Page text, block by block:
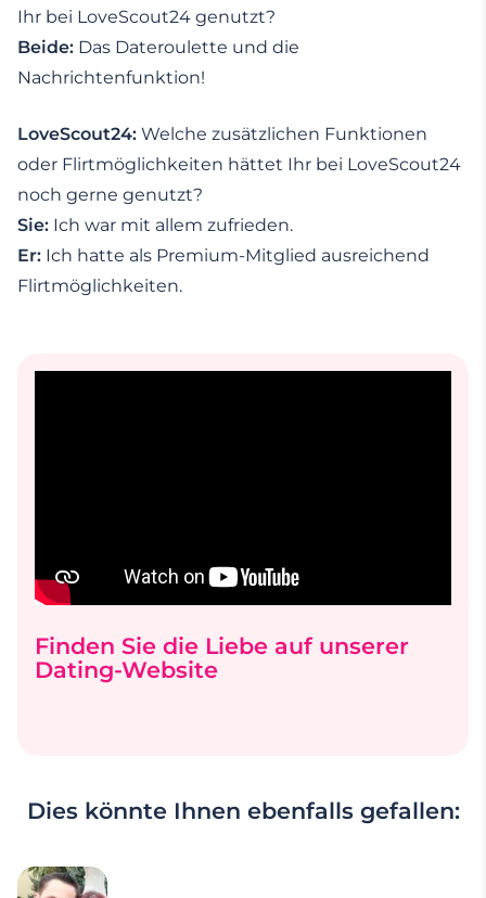
Ihr bei LoveScout24 genutzt?
Beide: Das Dateroulette und die
Nachrichtenfunktion!
LoveScout24: Welche zusätzlichen Funktionen
oder Flirtmöglichkeiten hättet Ihr bei LoveScout24
noch gerne genutzt?
Sie: Ich war mit allem zufrieden.
Er: Ich hatte als Premium-Mitglied ausreichend
Flirtmöglichkeiten.
Finden Sie die Liebe auf unserer
Dating-Website
Dies könnte Ihnen ebenfalls gefallen: